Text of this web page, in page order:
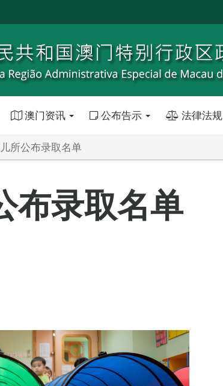
澳门资讯 公布告示 法律法规
所公布录取名单
布录取名单